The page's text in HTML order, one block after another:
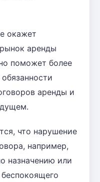
окажет
аренды
поможет более
аренды и
что нарушение
например,
назначению или